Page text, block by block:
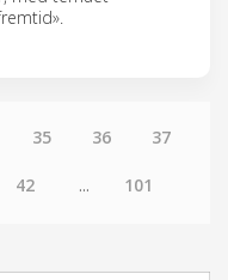
35 36 37
42 ... 101